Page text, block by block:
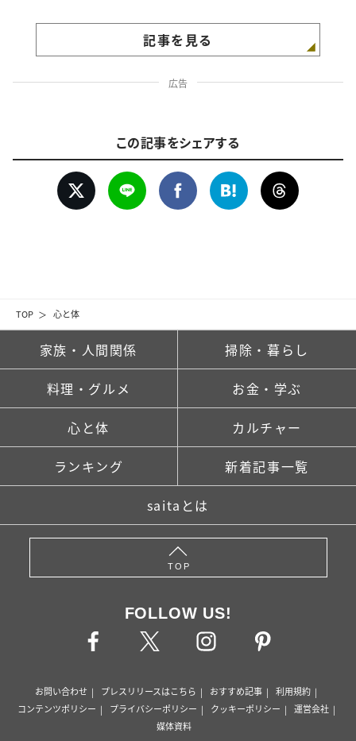
TOP 心と体
記事を見る
広告
この記事をシェアする
家族・人間関係 掃除・暮らし
料理・グルメ お金・学ぶ
心と体 カルチャー
ランキング 新着記事一覧
saitaとは
TOP
FOLLOW US!
お問い合わせ プレスリリースはこちら おすすめ記事
利用規約
コンテンツポリシー
プライバシーポリシー クッキーポリシー
運営会社
媒体資料